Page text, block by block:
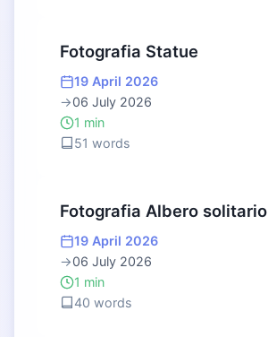
Fotografia Statue
19 April 2026
→06 July 2026
1 min
51 words
Fotografia Albero solitario
19 April 2026
→06 July 2026
1 min
40 words